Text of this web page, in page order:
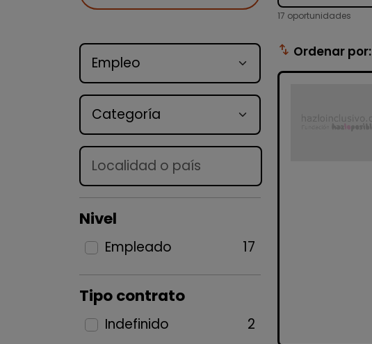
Tipo de oferta
Categoría
Lugar
Nivel
Empleado 17
Tipo contrato
Indefinido
2
17 oportunidades
swap_vert Ordenar por: